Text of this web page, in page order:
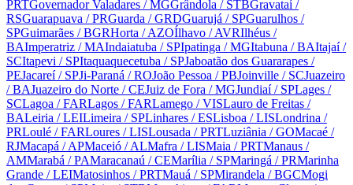
PRTGovernador Valadares / MGGrândola / STBGravataí/
RSGuarapuava / PRGuarda / GRDGuarujá / SPGuarulhos /
SPGuimarães / BGRHorta / AZOÍlhavo / AVRIlhéus /
BAImperatriz / MAIndaiatuba / SPIpatinga / MGItabuna / BAItajaí/
SCItapevi / SPItaquaquecetuba / SPJaboatão dos Guararapes /
PEJacareí/ SPJi-Paraná / ROJoão Pessoa / PBJoinville / SCJuazeiro
/ BAJuazeiro do Norte / CEJuiz de Fora / MGJundiaí/ SPLages /
SCLagoa / FARLagos / FARLamego / VISLauro de Freitas /
BALeiria / LEILimeira / SPLinhares / ESLisboa / LISLondrina /
PRLoulé / FARLoures / LISLousada / PRTLuziânia / GOMacaé /
RJMacapá / APMaceió / ALMafra / LISMaia / PRTManaus /
AMMarabá / PAMaracanaú / CEMarília / SPMaringá / PRMarinha
Grande / LEIMatosinhos / PRTMauá / SPMirandela / BGCMogi